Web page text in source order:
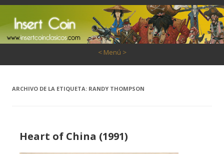
< Menú >
ARCHIVO DE LA ETIQUETA: RANDY THOMPSON
Heart of China (1991)